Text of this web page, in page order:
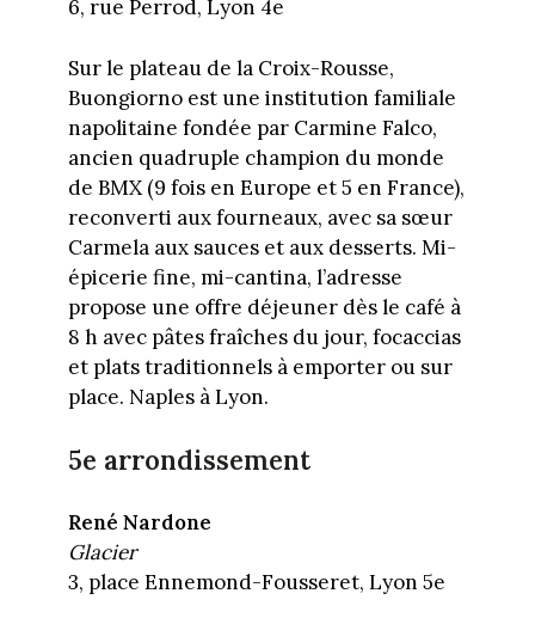
6, rue Perrod, Lyon 4e
Sur le plateau de la Croix-Rousse,
Buongiorno est une institution familiale
napolitaine fondée par Carmine Falco,
ancien quadruple champion du monde
de BMX (9 fois en Europe et 5 en France),
reconverti aux fourneaux, avec sa sœur
Carmela aux sauces et aux desserts. Mi-
épicerie fine, mi-cantina, l’adresse
propose une offre déjeuner dès le café à
8 h avec pâtes fraîches du jour, focaccias
et plats traditionnels à emporter ou sur
place. Naples à Lyon.
5e arrondissement
René Nardone
Glacier
3, place Ennemond-Fousseret, Lyon 5e